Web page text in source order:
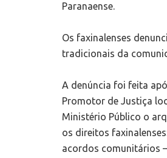
Paranaense.
Os faxinalenses
tradicionais da
A denúncia foi feita
Promotor de Justiça
Ministério Público o
os direitos
acordos comunitários